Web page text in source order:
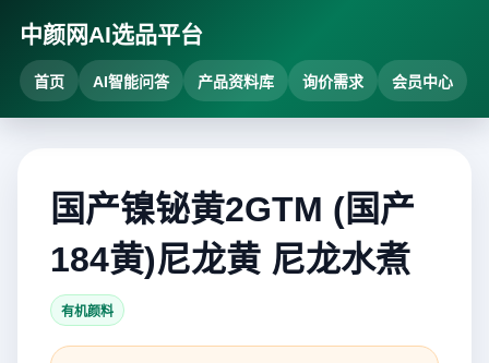
中颜网AI选品平台
首页 AI智能问答 产品资料库 询价需求 会员中心
国产镍铋黄2GTM (国产
184黄)尼龙黄 尼龙水煮
有机颜料